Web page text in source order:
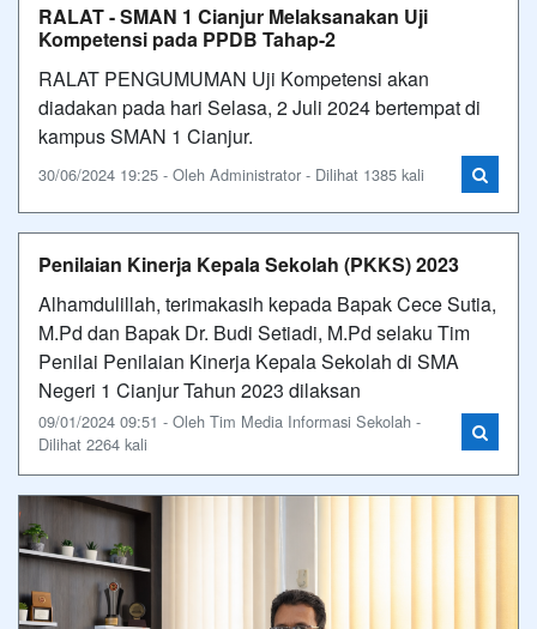
RALAT - SMAN 1 Cianjur Melaksanakan Uji
Kompetensi pada PPDB Tahap-2
RALAT PENGUMUMAN Uji Kompetensi akan
diadakan pada hari Selasa, 2 Juli 2024 bertempat di
kampus SMAN 1 Cianjur.
30/06/2024 19:25 - Oleh Administrator - Dilihat 1385 kali
Penilaian Kinerja Kepala Sekolah (PKKS) 2023
Alhamdulillah, terimakasih kepada Bapak Cece Sutia,
M.Pd dan Bapak Dr. Budi Setiadi, M.Pd selaku Tim
Penilai Penilaian Kinerja Kepala Sekolah di SMA
Negeri 1 Cianjur Tahun 2023 dilaksan
09/01/2024 09:51 - Oleh Tim Media Informasi Sekolah -
Dilihat 2264 kali